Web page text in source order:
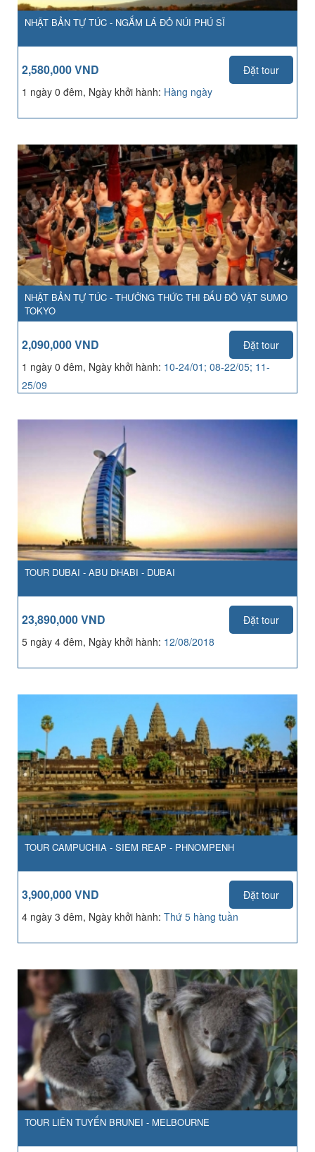
NHẬT BẢN TỰ TÚC - NGẮM LÁ ĐỎ NÚI PHÚ SĨ
2,580,000 VND
Đặt tour
1 ngày 0 đêm, Ngày khởi hành: Hàng ngày
NHẬT BẢN TỰ TÚC - THƯỞNG THỨC THI ĐẤU ĐÔ VẬT SUMO
TOKYO
2,090,000 VND
Đặt tour
1 ngày 0 đêm, Ngày khởi hành: 10-24/01; 08-22/05; 11-
25/09
TOUR DUBAI - ABU DHABI - DUBAI
23,890,000 VND
Đặt tour
5 ngày 4 đêm, Ngày khởi hành: 12/08/2018
TOUR CAMPUCHIA - SIEM REAP - PHNOMPENH
3,900,000 VND
Đặt tour
4 ngày 3 đêm, Ngày khởi hành: Thứ 5 hàng tuần
TOUR LIÊN TUYẾN BRUNEI - MELBOURNE